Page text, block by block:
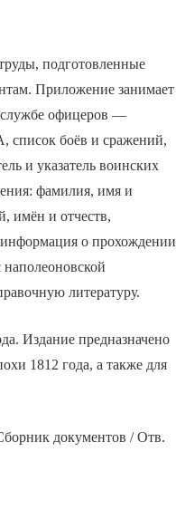
подготовленные
Приложение занимает
службе офицеров —
список боёв и сражений,
и указатель воинских
фамилия, имя и
имён и отчеств,
информация о прохождении
литературу.
Издание предназначено
1812 года, а также для
документов / Отв.